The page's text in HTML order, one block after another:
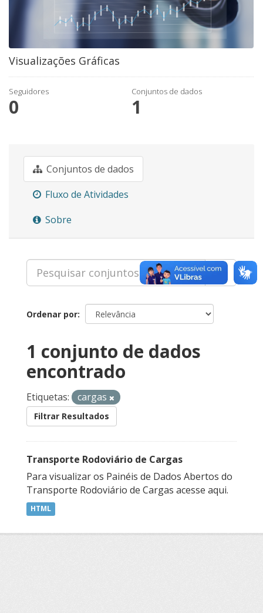
Visualizações Gráficas
Seguidores
0
Conjuntos de dados
1
Conjuntos de dados
Fluxo de Atividades
Sobre
Ordenar por
1 conjunto de dados
encontrado
Etiquetas: cargas
Filtrar Resultados
Transporte Rodoviário de Cargas
Para visualizar os Painéis de Dados Abertos do
Transporte Rodoviário de Cargas acesse aqui.
HTML